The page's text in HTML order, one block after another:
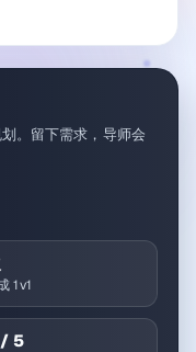
。留下需求，导师会
1v1
/ 5